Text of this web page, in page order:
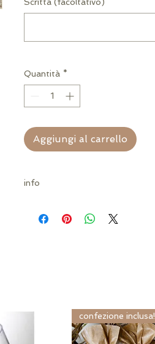
Quantità *
Aggiungi al carrello
info
confezione inclusa!